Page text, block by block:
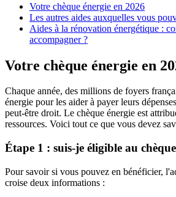
Votre chèque énergie en 2026
Les autres aides auxquelles vous
Aides à la rénovation énergétique :
accompagner ?
Votre chèque énergie en
Chaque année, des millions de foyers
énergie pour les aider à payer leurs
peut-être droit. Le chèque énergie est
ressources. Voici tout ce que vous devez
Étape 1 : suis-je éligible au
Pour savoir si vous pouvez en bénéficier,
croise deux informations :